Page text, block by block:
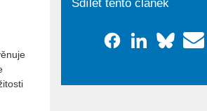
Sdílet tento článek